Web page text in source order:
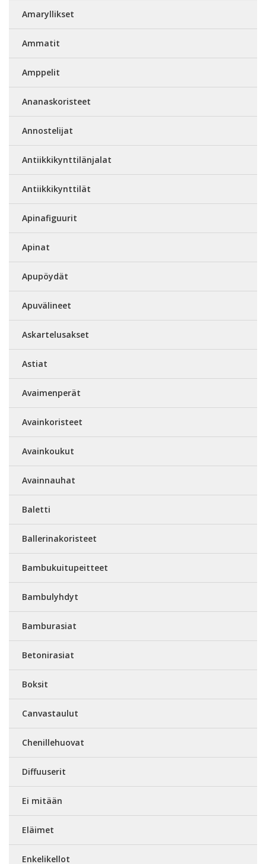
Amaryllikset
Ammatit
Amppelit
Ananaskoristeet
Annostelijat
Antiikkikynttilänjalat
Antiikkikynttilät
Apinafiguurit
Apinat
Apupöydät
Apuvälineet
Askartelusakset
Astiat
Avaimenperät
Avainkoristeet
Avainkoukut
Avainnauhat
Baletti
Ballerinakoristeet
Bambukuitupeitteet
Bambulyhdyt
Bamburasiat
Betonirasiat
Boksit
Canvastaulut
Chenillehuovat
Diffuuserit
Ei mitään
Eläimet
Enkelikellot